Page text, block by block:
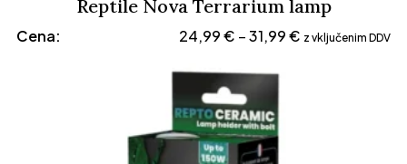
Reptile Nova Terrarium lamp
Cena: 24,99€ – 31,99€ Cenovni
z vključenim DDV